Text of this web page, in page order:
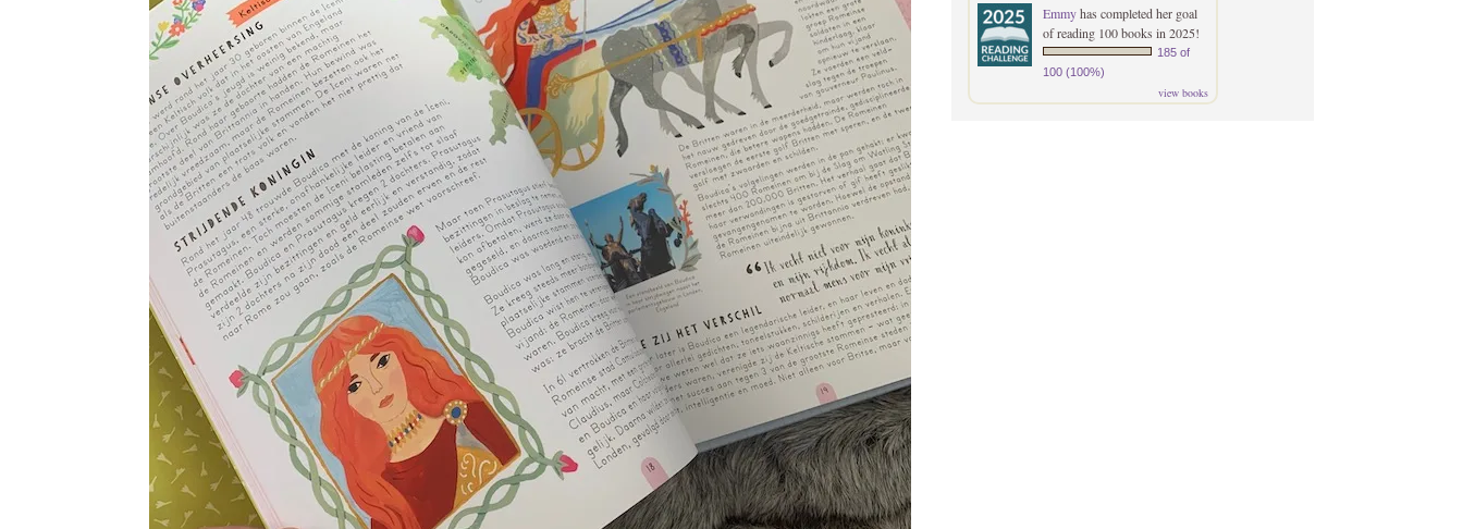
Emmyhas completed her goal
of reading 100 books in 2025!
185 of
100 (100%)
view books